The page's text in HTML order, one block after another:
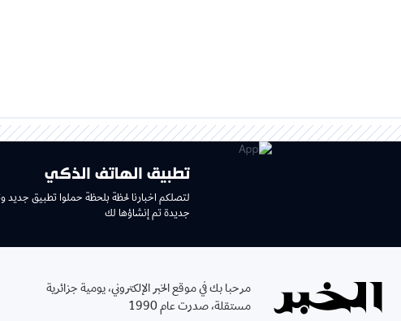
تطبيق الهاتف الذكي
لتصلكم اخبارنا لحظة بلحظة حملوا تطبيق جديد
جديدة تم إنشاؤها لك
مرحبا بك في موقع الخبر الإلكتروني، يومية جزائرية
مستقلة، صدرت عام 1990